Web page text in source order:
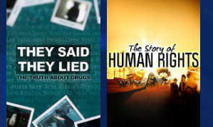
ANSEHEN ANSEHEN